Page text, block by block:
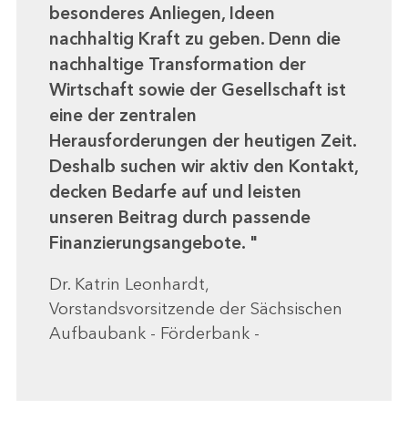
besonderes Anliegen, Ideen
nachhaltig Kraft zu geben. Denn die
nachhaltige Transformation der
Wirtschaft sowie der Gesellschaft ist
eine der zentralen
Herausforderungen der heutigen Zeit.
Deshalb suchen wir aktiv den Kontakt,
decken Bedarfe auf und leisten
unseren Beitrag durch passende
Finanzierungsangebote.
Dr. Katrin Leonhardt,
Vorstandsvorsitzende der Sächsischen
Aufbaubank - Förderbank -